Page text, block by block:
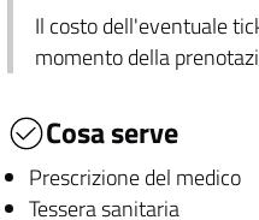
Il costo dell'eventuale
momento della
Cosa serve
Prescrizione del medico
Tessera sanitaria